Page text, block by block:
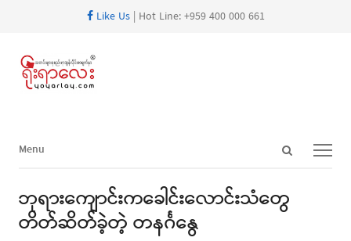
Like Us| Hot Line: +959 400 000 661
Open
Menu
Menu
ဘုရားကျောင်းကခေါင်းလောင်းသံတွေ
တိတ်ဆိတ်ခဲ့တဲ့ တနင်္ဂနွေ